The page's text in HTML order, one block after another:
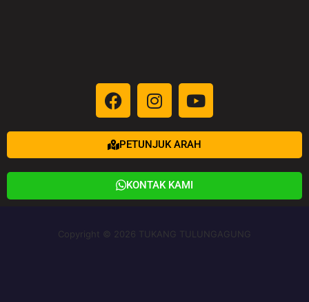
PETUNJUK ARAH
KONTAK KAMI
Copyright © 2026 TUKANG TULUNGAGUNG